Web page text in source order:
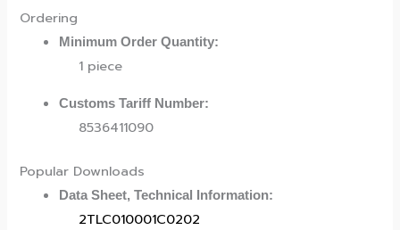
Ordering
Minimum Order Quantity:
1 piece
Customs Tariff Number:
8536411090
Popular Downloads
Data Sheet, Technical Information:
2TLC010001C0202